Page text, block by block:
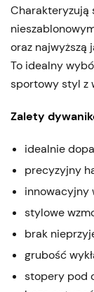
Charakteryzują
oraz najwyższą
To idealny
sportowy styl z
Zalety
idealnie
precyzyjny
innowacyjny
stylowe
brak
grubość
stopery pod